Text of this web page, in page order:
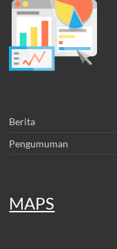
Berita
Pengumuman
MAPS